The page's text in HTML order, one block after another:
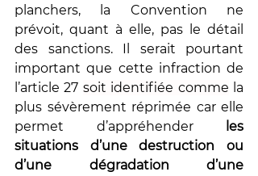
planchers, la Convention ne
prévoit, quant à elle, pas le détail
des sanctions. Il serait pourtant
important que cette infraction de
l’article 27 soit identifiée comme la
plus sévèrement réprimée car elle
permet d’appréhender
les
situations d’une destruction ou
d’une dégradation d’une